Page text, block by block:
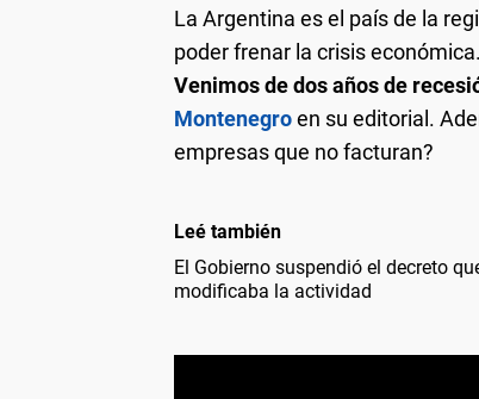
La Argentina es el país de la
poder frenar la crisis económica.
Venimos de dos años de
Montenegroen su editorial.
empresas que no facturan?
Leé también
El Gobierno suspendió el decreto
modificaba la actividad